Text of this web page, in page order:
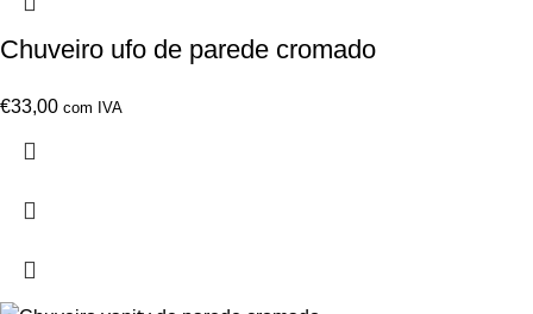
Chuveiro ufo de parede cromado
€33,00 com IVA